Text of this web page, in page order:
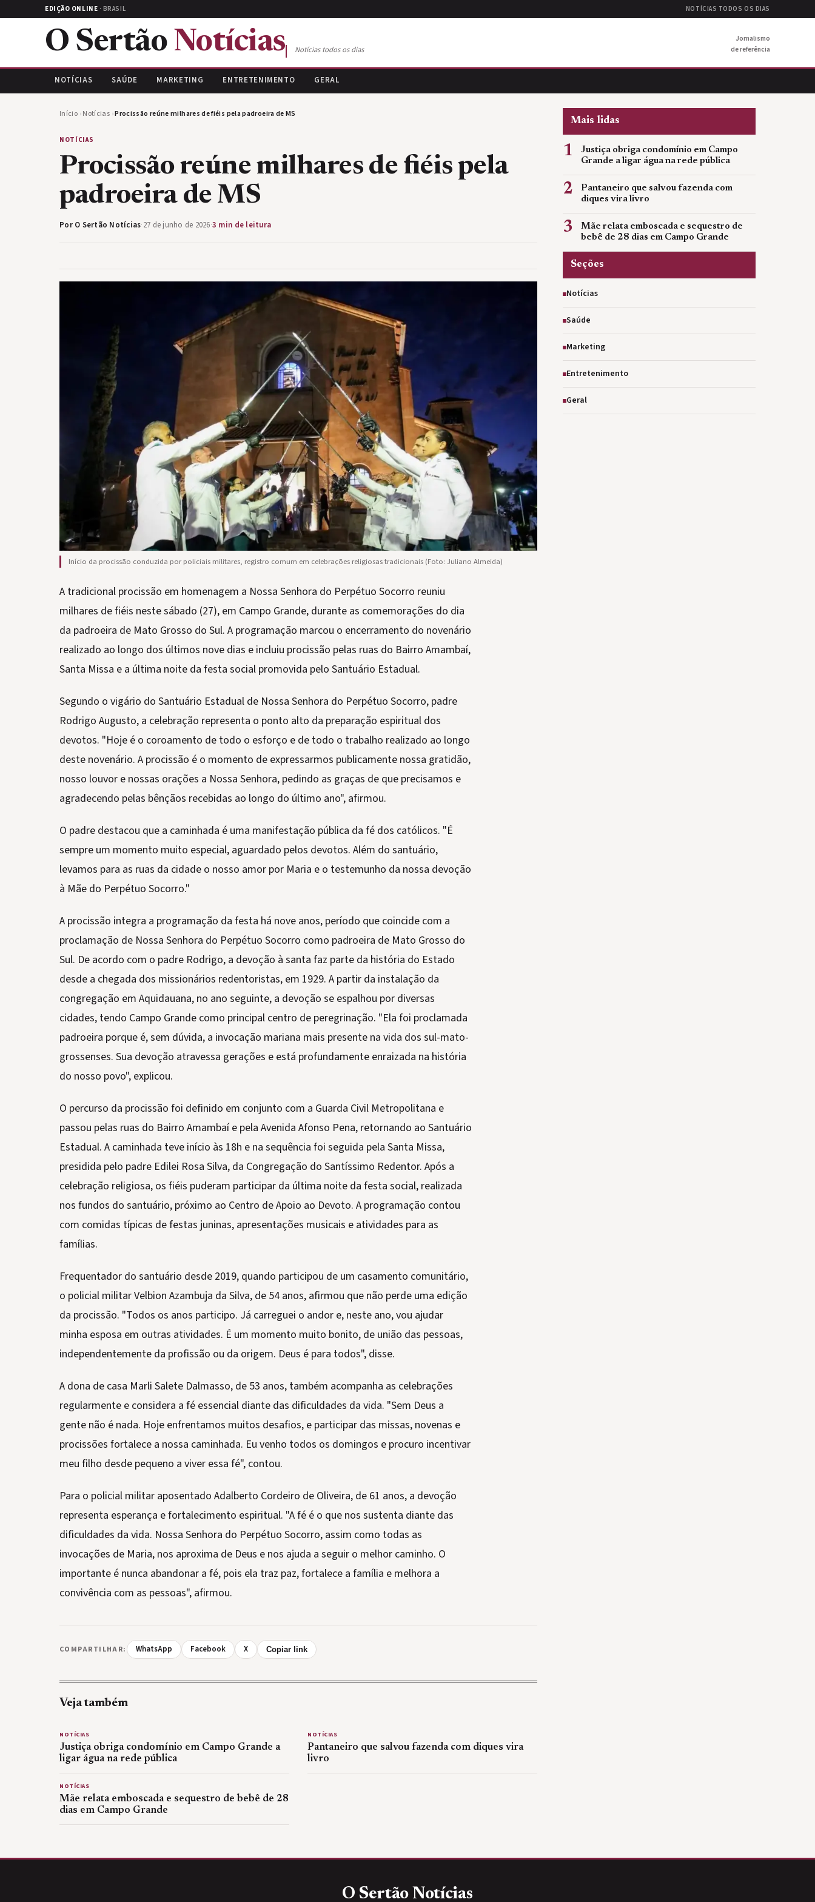
EDIÇÃO ONLINE · BRASIL NOTÍCIAS TODOS OS DIAS
O Sertão Notícias Notícias todos os dias
Jornalismo
de referência
NOTÍCIAS SAÚDE MARKETING ENTRETENIMENTO GERAL
Início ›Notícias ›Procissão reúne milhares de fiéis pela padroeira de MS
NOTÍCIAS
Procissão reúne milhares de fiéis pela
padroeira de MS
Por O Sertão Notícias·27 de junho de 2026·3 min de leitura
Início da procissão conduzida por policiais militares, registro comum em celebrações religiosas tradicionais (Foto: Juliano Almeida)
A tradicional procissão em homenagem a Nossa Senhora do Perpétuo Socorro reuniu
milhares de fiéis neste sábado (27), em Campo Grande, durante as comemorações do dia
da padroeira de Mato Grosso do Sul. A programação marcou o encerramento do novenário
realizado ao longo dos últimos nove dias e incluiu procissão pelas ruas do Bairro Amambaí,
Santa Missa e a última noite da festa social promovida pelo Santuário Estadual.
Segundo o vigário do Santuário Estadual de Nossa Senhora do Perpétuo Socorro, padre
Rodrigo Augusto, a celebração representa o ponto alto da preparação espiritual dos
devotos. "Hoje é o coroamento de todo o esforço e de todo o trabalho realizado ao longo
deste novenário. A procissão é o momento de expressarmos publicamente nossa gratidão,
nosso louvor e nossas orações a Nossa Senhora, pedindo as graças de que precisamos e
agradecendo pelas bênçãos recebidas ao longo do último ano", afirmou.
O padre destacou que a caminhada é uma manifestação pública da fé dos católicos. "É
sempre um momento muito especial, aguardado pelos devotos. Além do santuário,
levamos para as ruas da cidade o nosso amor por Maria e o testemunho da nossa devoção
à Mãe do Perpétuo Socorro."
A procissão integra a programação da festa há nove anos, período que coincide com a
proclamação de Nossa Senhora do Perpétuo Socorro como padroeira de Mato Grosso do
Sul. De acordo com o padre Rodrigo, a devoção à santa faz parte da história do Estado
desde a chegada dos missionários redentoristas, em 1929. A partir da instalação da
congregação em Aquidauana, no ano seguinte, a devoção se espalhou por diversas
cidades, tendo Campo Grande como principal centro de peregrinação. "Ela foi proclamada
padroeira porque é, sem dúvida, a invocação mariana mais presente na vida dos sul-mato-
grossenses. Sua devoção atravessa gerações e está profundamente enraizada na história
do nosso povo", explicou.
O percurso da procissão foi definido em conjunto com a Guarda Civil Metropolitana e
passou pelas ruas do Bairro Amambaí e pela Avenida Afonso Pena, retornando ao Santuário
Estadual. A caminhada teve início às 18h e na sequência foi seguida pela Santa Missa,
presidida pelo padre Edilei Rosa Silva, da Congregação do Santíssimo Redentor. Após a
celebração religiosa, os fiéis puderam participar da última noite da festa social, realizada
nos fundos do santuário, próximo ao Centro de Apoio ao Devoto. A programação contou
com comidas típicas de festas juninas, apresentações musicais e atividades para as
famílias.
Frequentador do santuário desde 2019, quando participou de um casamento comunitário,
o policial militar Velbion Azambuja da Silva, de 54 anos, afirmou que não perde uma edição
da procissão. "Todos os anos participo. Já carreguei o andor e, neste ano, vou ajudar
minha esposa em outras atividades. É um momento muito bonito, de união das pessoas,
independentemente da profissão ou da origem. Deus é para todos", disse.
A dona de casa Marli Salete Dalmasso, de 53 anos, também acompanha as celebrações
regularmente e considera a fé essencial diante das dificuldades da vida. "Sem Deus a
gente não é nada. Hoje enfrentamos muitos desafios, e participar das missas, novenas e
procissões fortalece a nossa caminhada. Eu venho todos os domingos e procuro incentivar
meu filho desde pequeno a viver essa fé", contou.
Para o policial militar aposentado Adalberto Cordeiro de Oliveira, de 61 anos, a devoção
representa esperança e fortalecimento espiritual. "A fé é o que nos sustenta diante das
dificuldades da vida. Nossa Senhora do Perpétuo Socorro, assim como todas as
invocações de Maria, nos aproxima de Deus e nos ajuda a seguir o melhor caminho. O
importante é nunca abandonar a fé, pois ela traz paz, fortalece a família e melhora a
convivência com as pessoas", afirmou.
COMPARTILHAR: WhatsApp Facebook X Copiar link
Veja também
NOTÍCIAS
Justiça obriga condomínio em Campo Grande a
ligar água na rede pública
NOTÍCIAS
Pantaneiro que salvou fazenda com diques vira
livro
NOTÍCIAS
Mãe relata emboscada e sequestro de bebê de 28
dias em Campo Grande
Mais lidas
1
Justiça obriga condomínio em Campo
Grande a ligar água na rede pública
2
Pantaneiro que salvou fazenda com
diques vira livro
3
Mãe relata emboscada e sequestro de
bebê de 28 dias em Campo Grande
Seções
Notícias
Saúde
Marketing
Entretenimento
Geral
O Sertão Notícias